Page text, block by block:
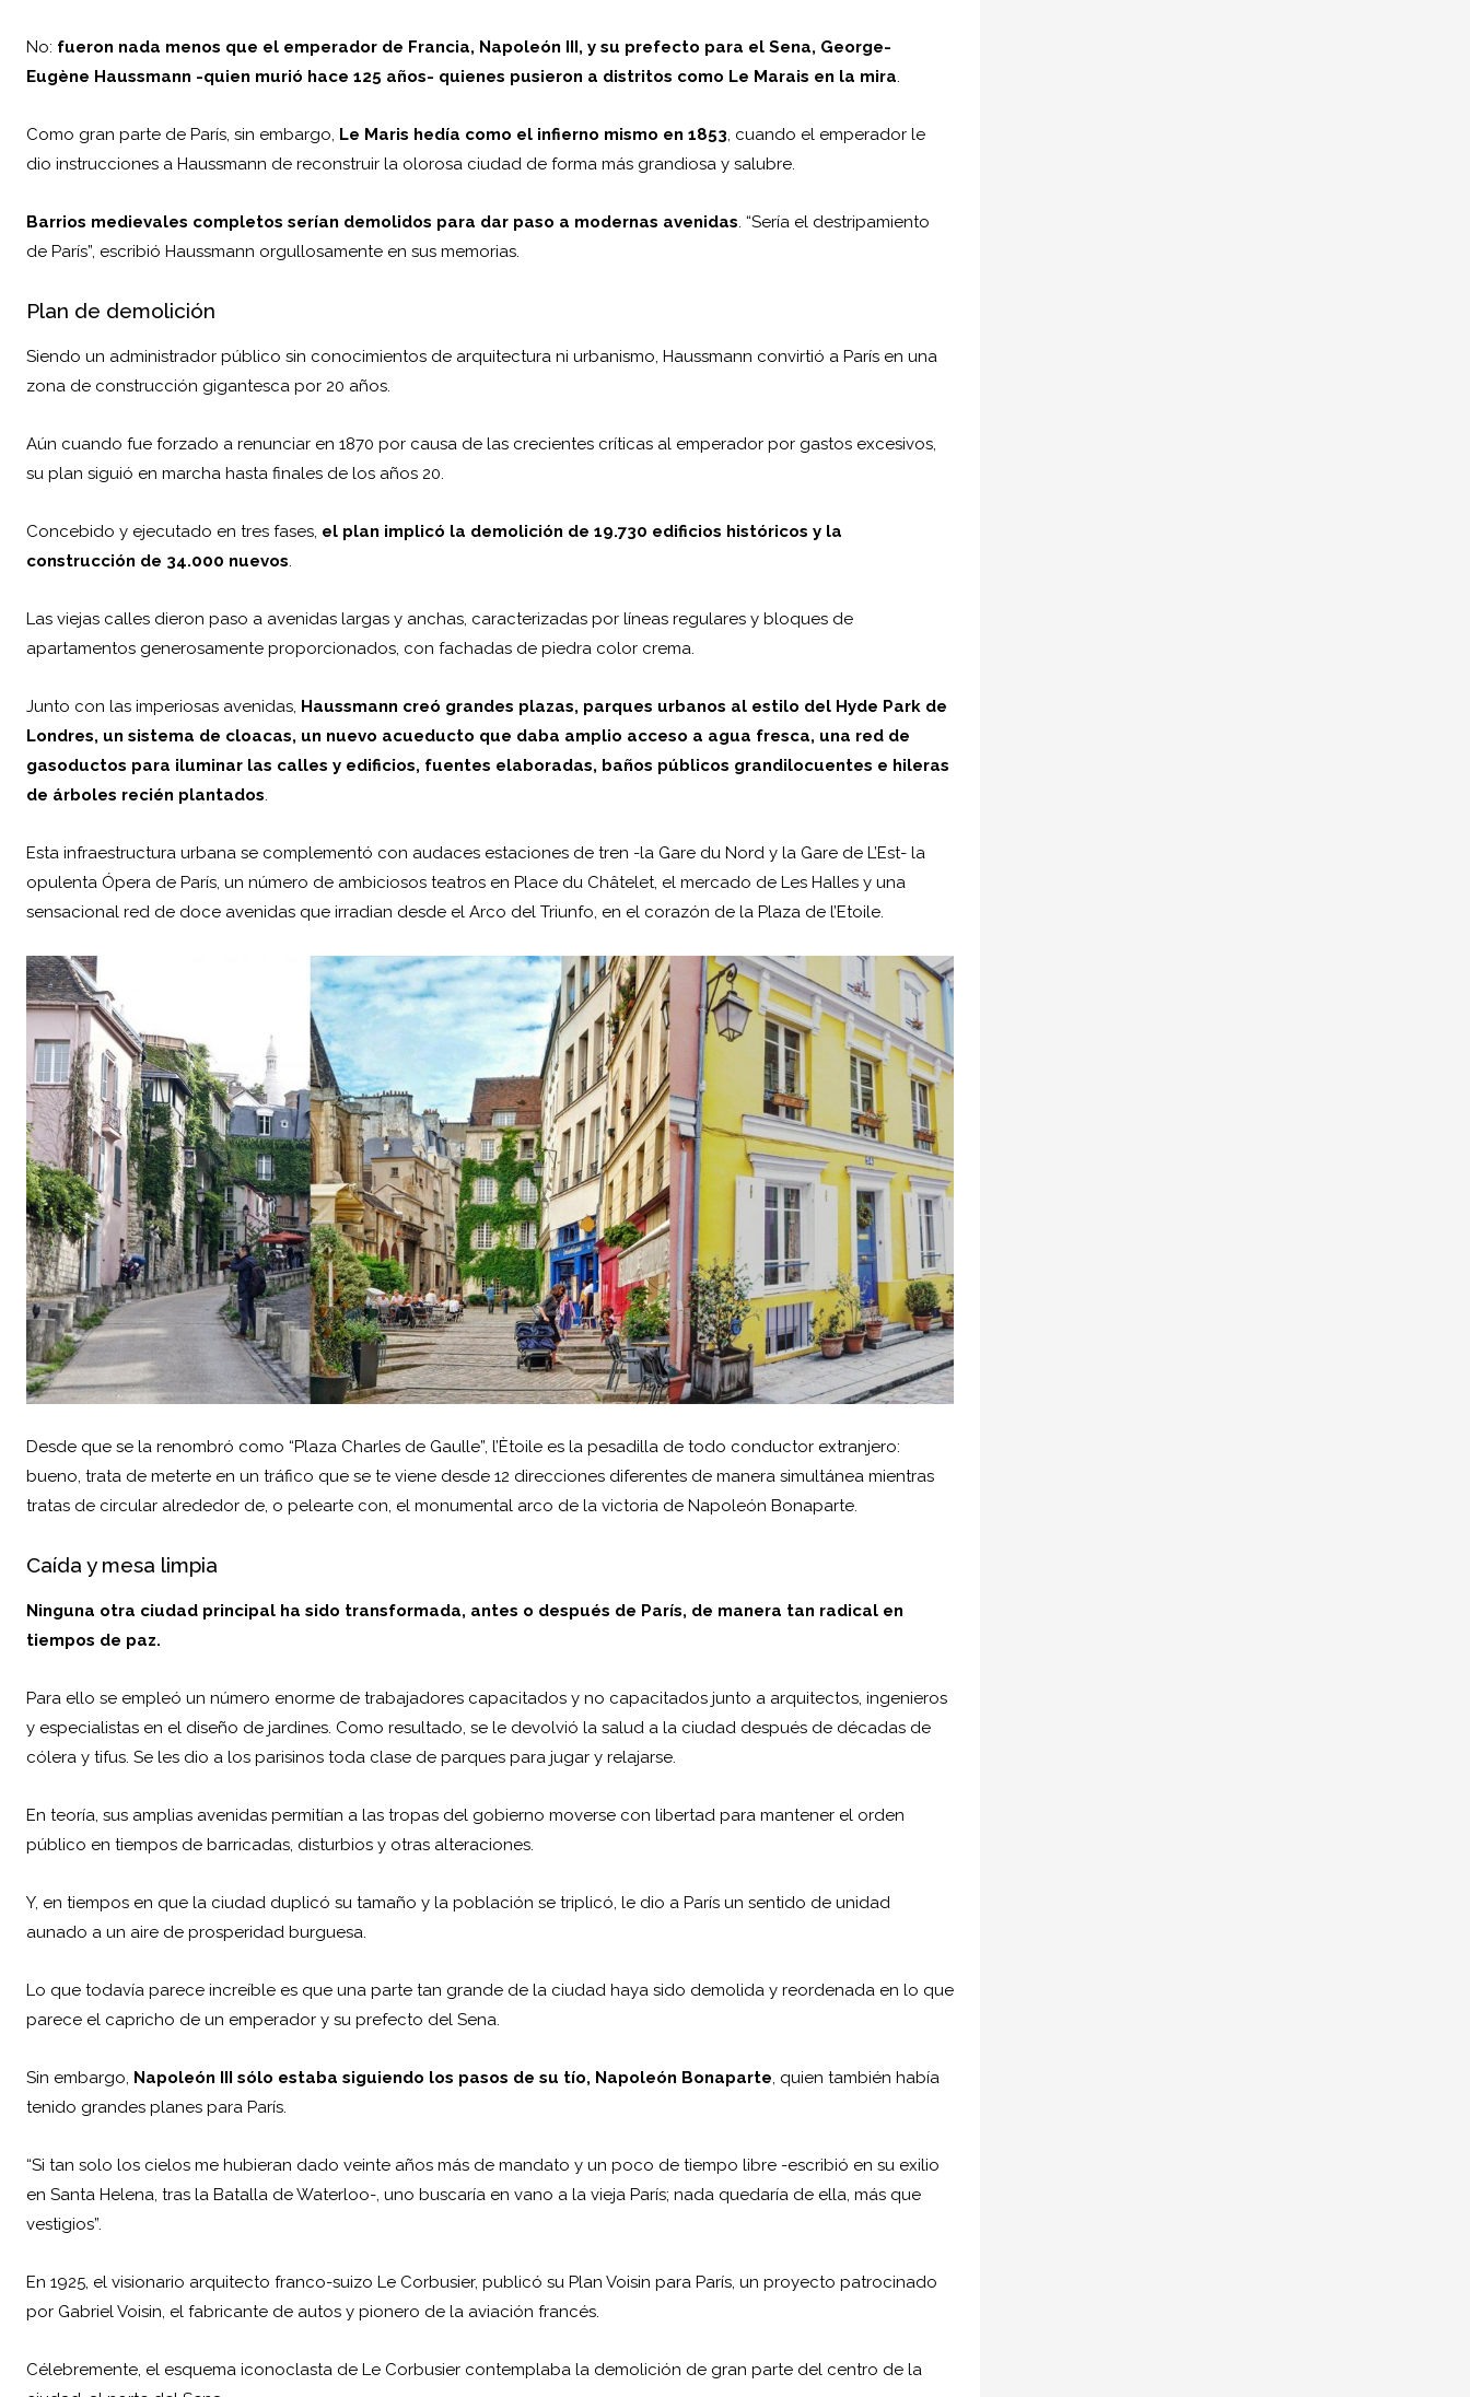
No: fueron nada menos que el emperador de Francia, Napoleón III, y su prefecto para el Sena, George-
Eugène Haussmann -quien murió hace 125 años- quienes pusieron a distritos como Le Marais en la mira.
Como gran parte de París, sin embargo, Le Maris hedía como el infierno mismo en 1853, cuando el emperador le
dio instrucciones a Haussmann de reconstruir la olorosa ciudad de forma más grandiosa y salubre.
Barrios medievales completos serían demolidos para dar paso a modernas avenidas. “Sería el destripamiento
de París”, escribió Haussmann orgullosamente en sus memorias.
Plan de demolición
Siendo un administrador público sin conocimientos de arquitectura ni urbanismo, Haussmann convirtió a París en una
zona de construcción gigantesca por 20 años.
Aún cuando fue forzado a renunciar en 1870 por causa de las crecientes críticas al emperador por gastos excesivos,
su plan siguió en marcha hasta finales de los años 20.
Concebido y ejecutado en tres fases, el plan implicó la demolición de 19.730 edificios históricos y la
construcción de 34.000 nuevos.
Las viejas calles dieron paso a avenidas largas y anchas, caracterizadas por líneas regulares y bloques de
apartamentos generosamente proporcionados, con fachadas de piedra color crema.
Junto con las imperiosas avenidas, Haussmann creó grandes plazas, parques urbanos al estilo del Hyde Park de
Londres, un sistema de cloacas, un nuevo acueducto que daba amplio acceso a agua fresca, una red de
gasoductos para iluminar las calles y edificios, fuentes elaboradas, baños públicos grandilocuentes e hileras
de árboles recién plantados.
Esta infraestructura urbana se complementó con audaces estaciones de tren -la Gare du Nord y la Gare de L’Est- la
opulenta Ópera de París, un número de ambiciosos teatros en Place du Châtelet, el mercado de Les Halles y una
sensacional red de doce avenidas que irradian desde el Arco del Triunfo, en el corazón de la Plaza de l’Etoile.
Desde que se la renombró como “Plaza Charles de Gaulle”, l’Ètoile es la pesadilla de todo conductor extranjero:
bueno, trata de meterte en un tráfico que se te viene desde 12 direcciones diferentes de manera simultánea mientras
tratas de circular alrededor de, o pelearte con, el monumental arco de la victoria de Napoleón Bonaparte.
Caída y mesa limpia
Ninguna otra ciudad principal ha sido transformada, antes o después de París, de manera tan radical en
tiempos de paz.
Para ello se empleó un número enorme de trabajadores capacitados y no capacitados junto a arquitectos, ingenieros
y especialistas en el diseño de jardines. Como resultado, se le devolvió la salud a la ciudad después de décadas de
cólera y tifus. Se les dio a los parisinos toda clase de parques para jugar y relajarse.
En teoría, sus amplias avenidas permitían a las tropas del gobierno moverse con libertad para mantener el orden
público en tiempos de barricadas, disturbios y otras alteraciones.
Y, en tiempos en que la ciudad duplicó su tamaño y la población se triplicó, le dio a París un sentido de unidad
aunado a un aire de prosperidad burguesa.
Lo que todavía parece increíble es que una parte tan grande de la ciudad haya sido demolida y reordenada en lo que
parece el capricho de un emperador y su prefecto del Sena.
Sin embargo, Napoleón III sólo estaba siguiendo los pasos de su tío, Napoleón Bonaparte, quien también había
tenido grandes planes para París.
“Si tan solo los cielos me hubieran dado veinte años más de mandato y un poco de tiempo libre -escribió en su exilio
en Santa Helena, tras la Batalla de Waterloo-, uno buscaría en vano a la vieja París; nada quedaría de ella, más que
vestigios”.
En 1925, el visionario arquitecto franco-suizo Le Corbusier, publicó su Plan Voisin para París, un proyecto patrocinado
por Gabriel Voisin, el fabricante de autos y pionero de la aviación francés.
Célebremente, el esquema iconoclasta de Le Corbusier contemplaba la demolición de gran parte del centro de la